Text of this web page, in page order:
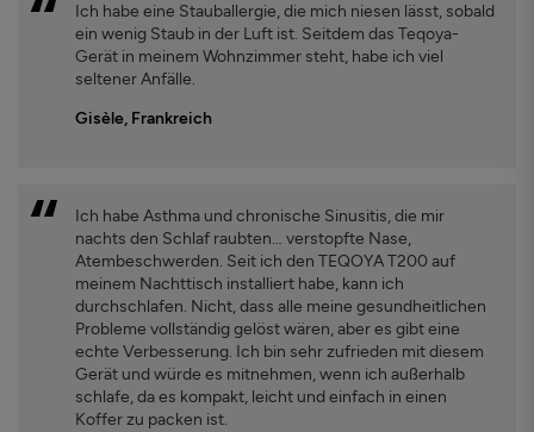
Ich habe eine Stauballergie, die mich niesen lässt, sobald
ein wenig Staub in der Luft ist. Seitdem das Teqoya-
Gerät in meinem Wohnzimmer steht, habe ich viel
seltener Anfälle.
Gisèle, Frankreich
Ich habe Asthma und chronische Sinusitis, die mir
nachts den Schlaf raubten… verstopfte Nase,
Atembeschwerden. Seit ich den TEQOYA T200 auf
meinem Nachttisch installiert habe, kann ich
durchschlafen. Nicht, dass alle meine gesundheitlichen
Probleme vollständig gelöst wären, aber es gibt eine
echte Verbesserung. Ich bin sehr zufrieden mit diesem
Gerät und würde es mitnehmen, wenn ich außerhalb
schlafe, da es kompakt, leicht und einfach in einen
Koffer zu packen ist.